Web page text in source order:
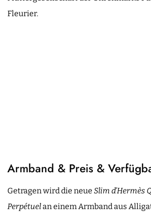
Fleurier.
Armband & Preis &
Getragen wird die neue Slim d’Hermès
Perpétuelan einem Armband aus